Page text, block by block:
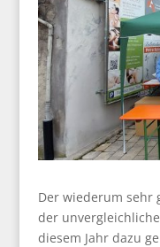
Der wiederum sehr
der
diesem Jahr dazu